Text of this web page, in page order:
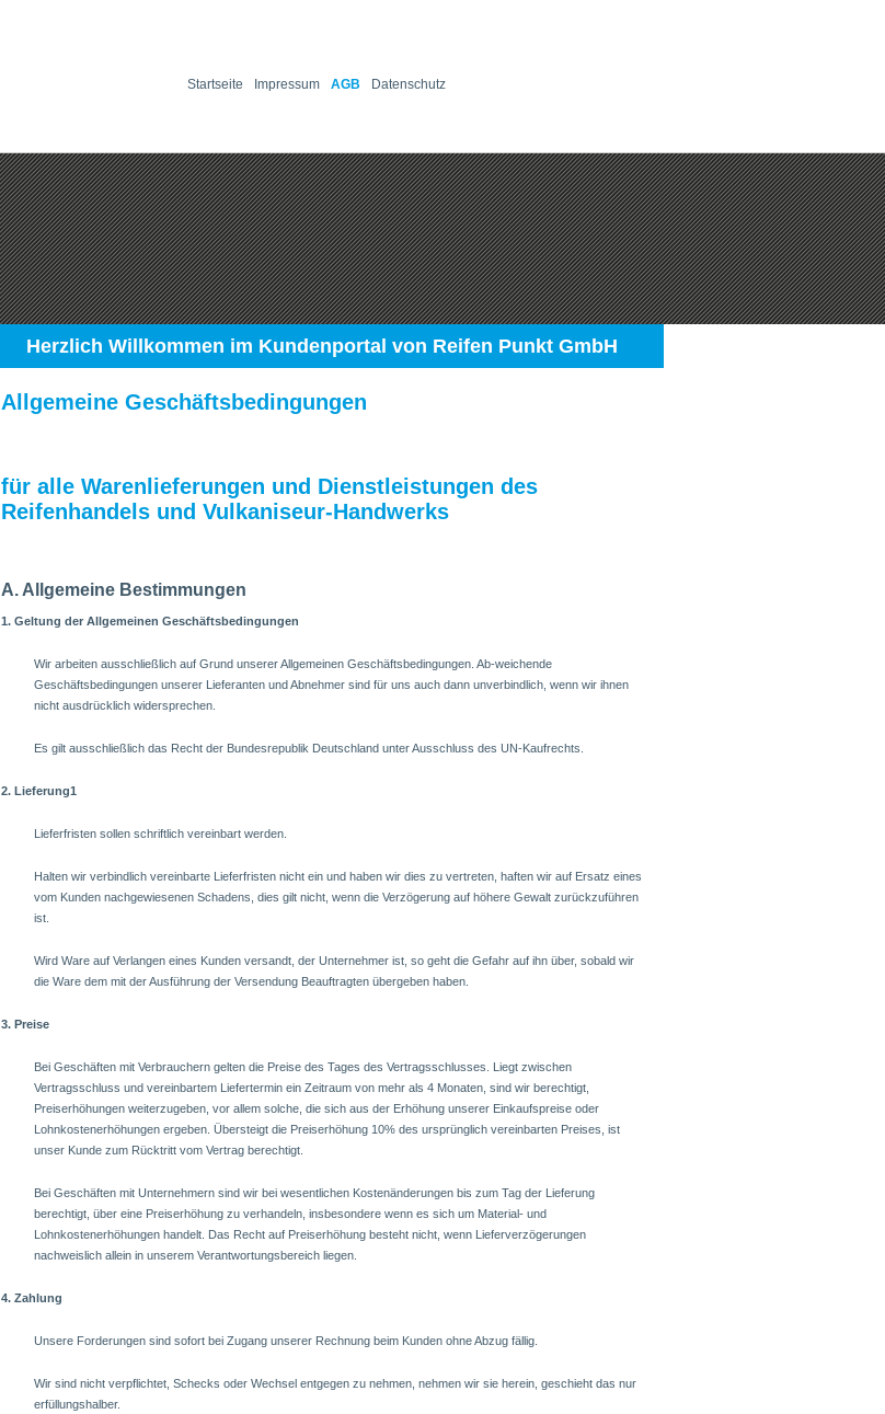
Startseite Impressum AGB Datenschutz
Herzlich Willkommen im Kundenportal von Reifen Punkt GmbH
Allgemeine Geschäftsbedingungen
für alle Warenlieferungen und Dienstleistungen des
Reifenhandels und Vulkaniseur-Handwerks
A. Allgemeine Bestimmungen
1. Geltung der Allgemeinen Geschäftsbedingungen
Wir arbeiten ausschließlich auf Grund unserer Allgemeinen Geschäftsbedingungen. Ab-weichende
Geschäftsbedingungen unserer Lieferanten und Abnehmer sind für uns auch dann unverbindlich, wenn wir ihnen
nicht ausdrücklich widersprechen.
Es gilt ausschließlich das Recht der Bundesrepublik Deutschland unter Ausschluss des UN-Kaufrechts.
2. Lieferung1
Lieferfristen sollen schriftlich vereinbart werden.
Halten wir verbindlich vereinbarte Lieferfristen nicht ein und haben wir dies zu vertreten, haften wir auf Ersatz eines
vom Kunden nachgewiesenen Schadens, dies gilt nicht, wenn die Verzögerung auf höhere Gewalt zurückzuführen
ist.
Wird Ware auf Verlangen eines Kunden versandt, der Unternehmer ist, so geht die Gefahr auf ihn über, sobald wir
die Ware dem mit der Ausführung der Versendung Beauftragten übergeben haben.
3. Preise
Bei Geschäften mit Verbrauchern gelten die Preise des Tages des Vertragsschlusses. Liegt zwischen
Vertragsschluss und vereinbartem Liefertermin ein Zeitraum von mehr als 4 Monaten, sind wir berechtigt,
Preiserhöhungen weiterzugeben, vor allem solche, die sich aus der Erhöhung unserer Einkaufspreise oder
Lohnkostenerhöhungen ergeben. Übersteigt die Preiserhöhung 10% des ursprünglich vereinbarten Preises, ist
unser Kunde zum Rücktritt vom Vertrag berechtigt.
Bei Geschäften mit Unternehmern sind wir bei wesentlichen Kostenänderungen bis zum Tag der Lieferung
berechtigt, über eine Preiserhöhung zu verhandeln, insbesondere wenn es sich um Material- und
Lohnkostenerhöhungen handelt. Das Recht auf Preiserhöhung besteht nicht, wenn Lieferverzögerungen
nachweislich allein in unserem Verantwortungsbereich liegen.
4. Zahlung
Unsere Forderungen sind sofort bei Zugang unserer Rechnung beim Kunden ohne Abzug fällig.
Wir sind nicht verpflichtet, Schecks oder Wechsel entgegen zu nehmen, nehmen wir sie herein, geschieht das nur
erfüllungshalber.